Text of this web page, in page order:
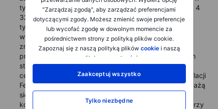
"Zarządzaj zgodą", aby zarządzać preferencjami
dotyczącymi zgody. Możesz zmienić swoje preferencje
lub wycofać zgodę w dowolnym momencie za
pośrednictwem strony z polityką plików cookie.
Zapoznaj się z naszą polityką plików cookiei naszą
polityką
prywatności
Zaakceptuj wszystko
Tylko niezbędne
tym roku. Następnie kruszec silnie odbił, rosnąc do ok. 4
325 USD po podpisaniu przez prezydenta Trumpa
tymczasowej umowy USA–Iran, co wywołało nową falę
wyprzedaży ropy. Kontrastujące reakcje podkreślają
zmagania rynku między krótkoterminowymi
przeciwnościami makro a długoterminowym wsparciem
strukturalnym dla złota. Przy gwałtownie spadających
cenach energii pozostaje też pytanie, czy projekcje inflacji
Fed na 2026 r. – PCE 3,6% i bazowe PCE 3,3% – nie okażą
się zbyt wysokie i nie będą wymagały rewizji w dół w
kolejnych miesiącach. Kluczowe opory to linia trendu przy